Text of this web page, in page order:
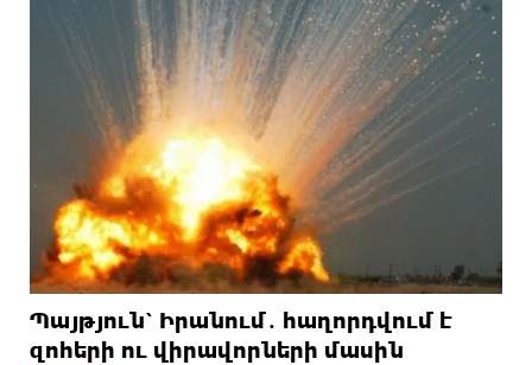
Պայթյուն՝ Իրանում․ հաղորդվում է
զոհերի ու վիրավորների մասին